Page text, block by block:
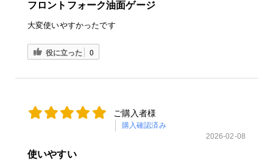
フロントフォーク油面ゲージ
大変使いやすかったです
役に立った 0
ご購入者様
購入確認済み
2026-02-08
使いやすい